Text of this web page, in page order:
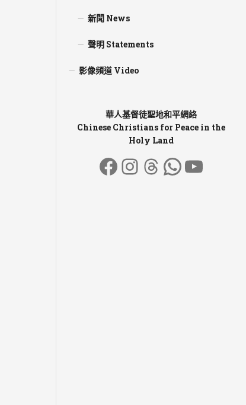
新聞 News
聲明 Statements
影像頻道 Video
華人基督徒聖地和平網絡
Chinese Christians for Peace in the
Holy Land
Facebook
Instagram
Threads